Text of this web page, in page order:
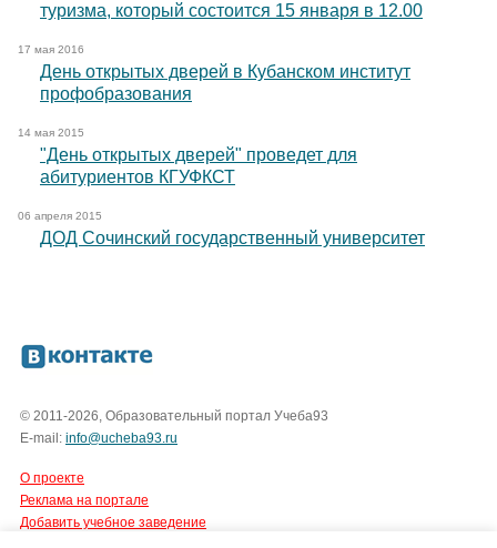
туризма, который состоится 15 января в 12.00
17 мая 2016
День открытых дверей в Кубанском институт
профобразования
14 мая 2015
"День открытых дверей" проведет для
абитуриентов КГУФКСТ
06 апреля 2015
ДОД Сочинский государственный университет
© 2011-2026, Образовательный портал Учеба93
E-mail: info@ucheba93.ru
О проекте
Реклама на портале
Добавить учебное заведение